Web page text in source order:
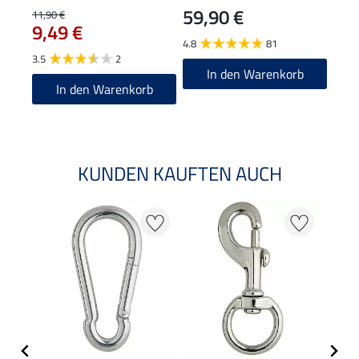
11,90 €
9,49 €
3.5 2
In den Warenkorb
59,90 €
4.8 81
In den Warenkorb
KUNDEN KAUFTEN AUCH